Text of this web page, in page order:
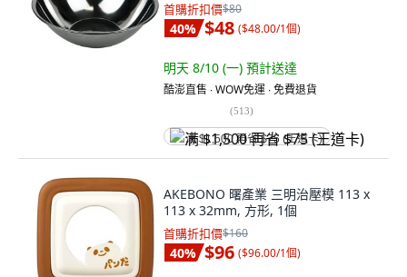
首購折扣價$80
40% $48 ($48.00/1個)
明天 8/10 (一) 預計送達
酷澎直售 ∙ WOW免運 ∙ 免費退貨
(513)
满 $1,500 再省 $75 (王道卡)
AKEBONO 曙產業 三明治壓模 113 x
113 x 32mm, 方形, 1個
首購折扣價$160
40% $96 ($96.00/1個)